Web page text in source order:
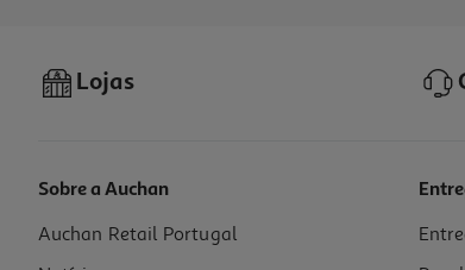
Lojas
Sobre a Auchan
Auchan Retail Portugal